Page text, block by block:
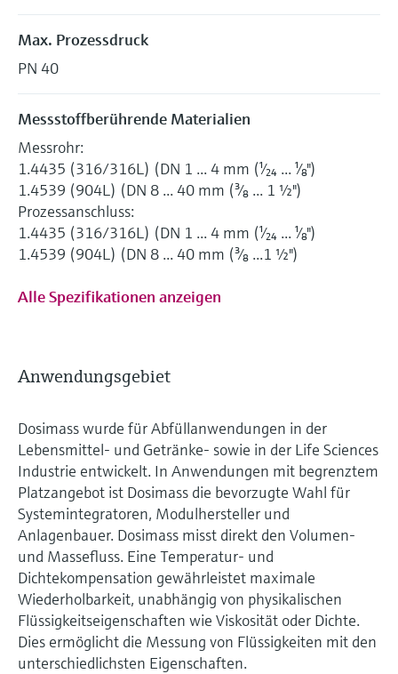
Max. Prozessdruck
PN 40
Messstoffberührende Materialien
Messrohr:
1.4435 (316/316L) (DN 1 ... 4 mm (¹⁄₂₄ ... ¹⁄₈")
1.4539 (904L) (DN 8 ... 40 mm (³⁄₈ ... 1 ½")
Prozessanschluss:
1.4435 (316/316L) (DN 1 ... 4 mm (¹⁄₂₄ ... ¹⁄₈")
1.4539 (904L) (DN 8 ... 40 mm (³⁄₈ ...1 ½")
Alle Spezifikationen anzeigen
Anwendungsgebiet
Dosimass wurde für Abfüllanwendungen in der
Lebensmittel- und Getränke- sowie in der Life Sciences
Industrie entwickelt. In Anwendungen mit begrenztem
Platzangebot ist Dosimass die bevorzugte Wahl für
Systemintegratoren, Modulhersteller und
Anlagenbauer. Dosimass misst direkt den Volumen-
und Massefluss. Eine Temperatur- und
Dichtekompensation gewährleistet maximale
Wiederholbarkeit, unabhängig von physikalischen
Flüssigkeitseigenschaften wie Viskosität oder Dichte.
Dies ermöglicht die Messung von Flüssigkeiten mit den
unterschiedlichsten Eigenschaften.